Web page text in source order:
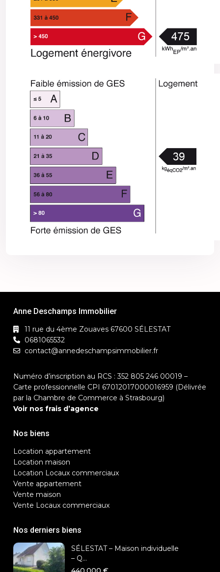
Anne Deschamps Immobilier
11 rue du 4ème Zouaves 67600 SÉLESTAT
0681065532
contact@annedeschampsimmobilier.fr
Numéro d’inscription au RCS : 352 805 246 00019 –
Carte professionnelle CPI 67012017000016959 (Délivrée
par la Chambre de Commerce à Strasbourg)
Voir nos frais d’agence
Nos biens
Location appartement
Location maison
Location Locaux commerciaux
Vente appartement
Vente maison
Vente Locaux commerciaux
Nos derniers biens
SÉLESTAT – Maison individuelle
– Q...